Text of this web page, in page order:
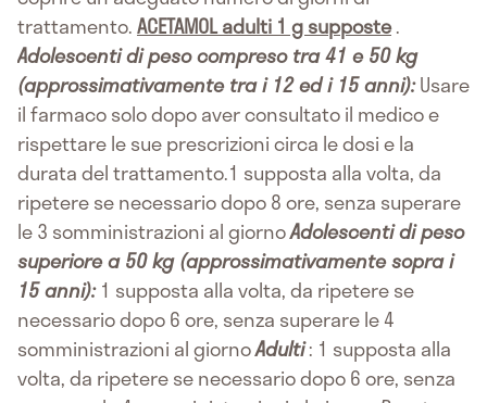
trattamento.ACETAMOL adulti 1 g supposte.
Adolescenti di peso compreso tra 41 e 50 kg
(approssimativamente tra i 12 ed i 15 anni):Usare
il farmaco solo dopo aver consultato il medico e
rispettare le sue prescrizioni circa le dosi e la
durata del trattamento.1 supposta alla volta, da
ripetere se necessario dopo 8 ore, senza superare
le 3 somministrazioni al giornoAdolescenti di peso
superiore a 50 kg (approssimativamente sopra i
15 anni): 1 supposta alla volta, da ripetere se
necessario dopo 6 ore, senza superare le 4
somministrazioni al giornoAdulti: 1 supposta alla
volta, da ripetere se necessario dopo 6 ore, senza